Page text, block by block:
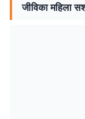
जीविका महिला